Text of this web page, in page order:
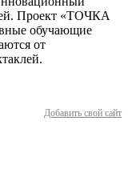
Проект «ТОЧКА
обучающие
от
Добавить свой сайт